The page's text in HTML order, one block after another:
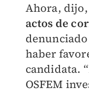
Ahora, dijo,
actos de
haber
candidata.
OSFEM